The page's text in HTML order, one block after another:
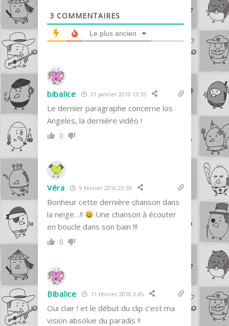
3 COMMENTAIRES
Le plus ancien
bibalice 31 janvier 2010 13:55
Le dernier paragraphe concerne los
Angeles, la dernière vidéo !
0
Véra 9 février 2010 23:39
Bonheur cette dernière chanson dans
la neige…!!
Une chanson à écouter
en boucle dans son bain !!!
0
Bibalice 11 février 2010 3:45
Oui clair ! et le début du clip c’est ma
vision absolue du paradis !!